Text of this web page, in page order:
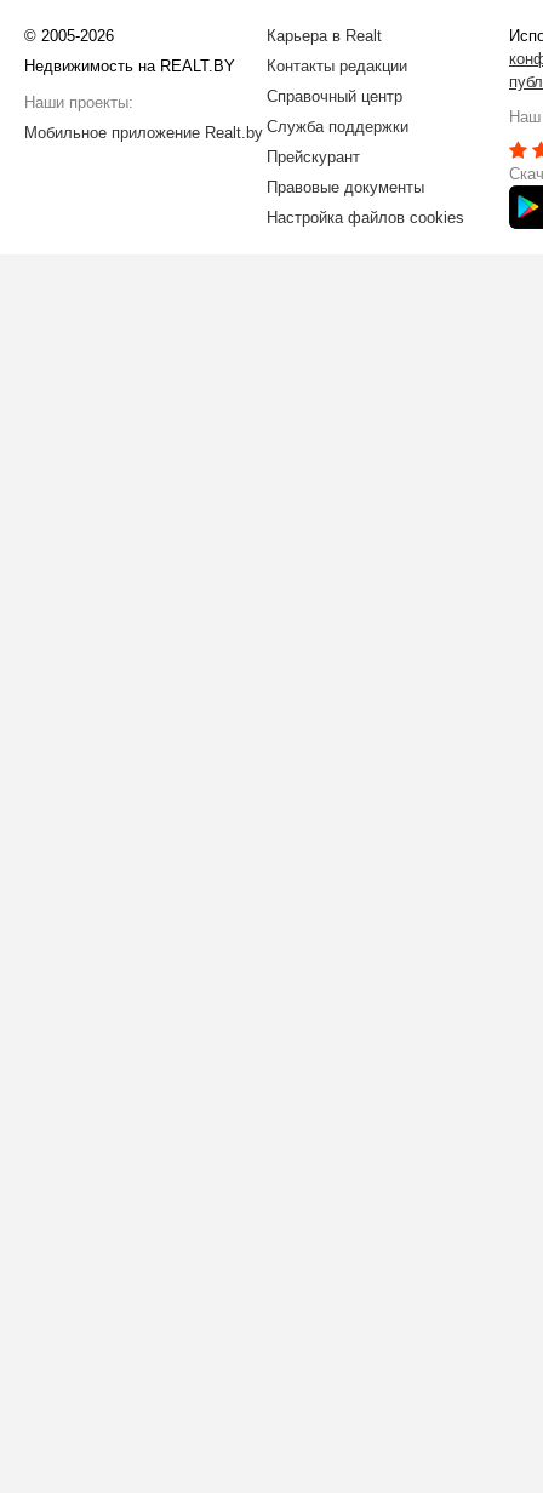
© 2005-2026
Недвижимость на REALT.BY
Наши проекты:
Мобильное приложение Realt.by
Карьера в Realt
Контакты редакции
Справочный центр
Служба поддержки
Прейскурант
Правовые документы
Настройка файлов cookies
Наш